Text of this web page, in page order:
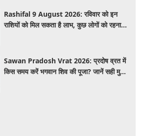
Rashifal 9 August 2026: रविवार को इन
राशियों को मिल सकता है लाभ, कुछ लोगों को रहना
Sawan Pradosh Vrat 2026: प्रदोष व्रत में
किस समय करें भगवान शिव की पूजा? जानें सही मुहूर्त